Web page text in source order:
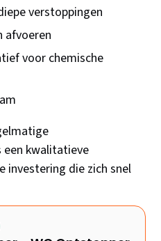
verstoppingen
afvoeren
voor chemische
kwalitatieve
investering die zich snel